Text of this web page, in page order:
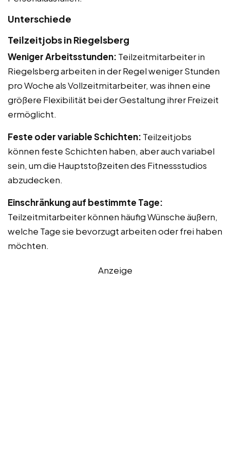
Unterschiede
Teilzeitjobs in Riegelsberg
Weniger Arbeitsstunden: Teilzeitmitarbeiter in
Riegelsberg arbeiten in der Regel weniger Stunden
pro Woche als Vollzeitmitarbeiter, was ihnen eine
größere Flexibilität bei der Gestaltung ihrer Freizeit
ermöglicht.
Feste oder variable Schichten: Teilzeitjobs
können feste Schichten haben, aber auch variabel
sein, um die Hauptstoßzeiten des Fitnessstudios
abzudecken.
Einschränkung auf bestimmte Tage:
Teilzeitmitarbeiter können häufig Wünsche äußern,
welche Tage sie bevorzugt arbeiten oder frei haben
möchten.
Anzeige